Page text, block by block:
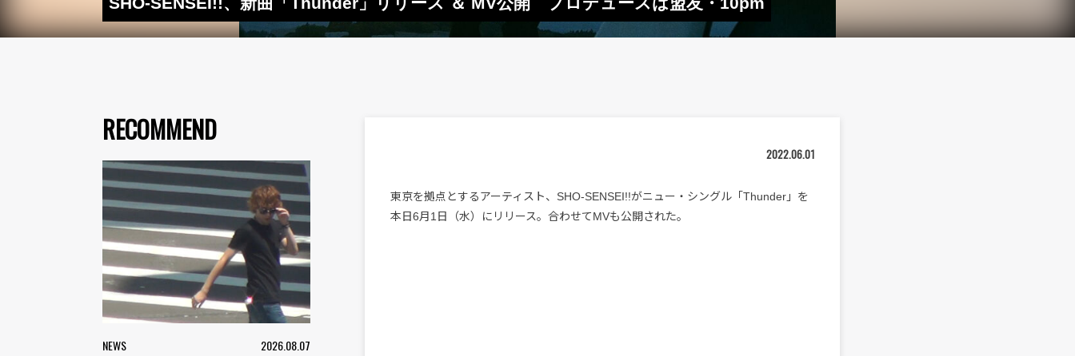
RECOMMEND
NEWS 2026.08.07
2022.06.01
東京を拠点とするアーティスト、SHO-SENSEI!!がニュー・シングル「Thunder」を
本日6月1日（水）にリリース。合わせてMVも公開された。